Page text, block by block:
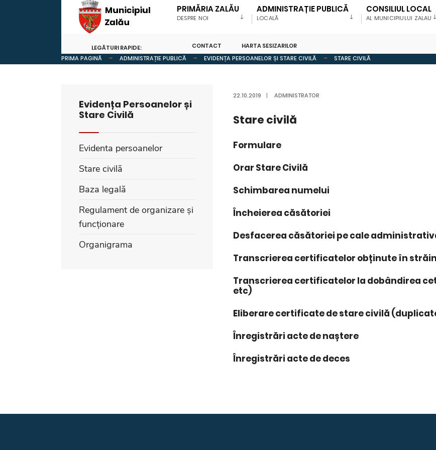
PRIMĂRIA ZALĂU
DESPRE NOI
ADMINISTRAȚIE PUBLICĂ
LOCALĂ
CONSILIUL LOCAL
AL MUNICIPIULUI ZALAU
LEGĂTURI RAPIDE: CONTACT
HARTA SESIZARILOR
PRIMA PAGINĂ
ADMINISTRAȚIE PUBLICĂ EVIDENȚA PERSOANELOR ȘI STARE CIVILĂ STARE CIVILĂ
22.10.2019 | ADMINISTRATOR
Stare civilă
Formulare
Orar Stare Civilă
Schimbarea numelui
Încheierea căsătoriei
Desfacerea căsătoriei pe cale
Transcrierea certificatelor obținute în
Transcrierea certificatelor la dobândirea
etc)
Eliberare certificate de stare civilă
Înregistrări acte de naștere
Înregistrări acte de deces
Evidența Persoanelor și
Stare Civilă
Evidenta persoanelor
Stare civilă
Baza legală
Regulament de organizare și
funcționare
Organigrama